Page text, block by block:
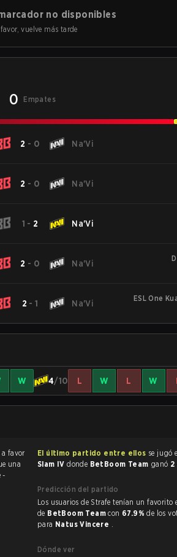
no disponibles
vuelve más tarde
0 Empates
2 - 0 Na'Vi
2 - 0 Na'Vi
1 - 2 Na'Vi
2 - 0 Na'Vi
2 -1 Na'Vi
ESL One
W 4/10 L W L W
una
-
El último partido entre ellos se jugó
Slam IVdonde BetBoom Team ganó 2
Predicción del partido
Los usuarios de Strafe tenían un favorito en este partido, y predijeron la victoria
de BetBoom Teamcon 67.9%de los
para Natus Vincere .
Dónde ver